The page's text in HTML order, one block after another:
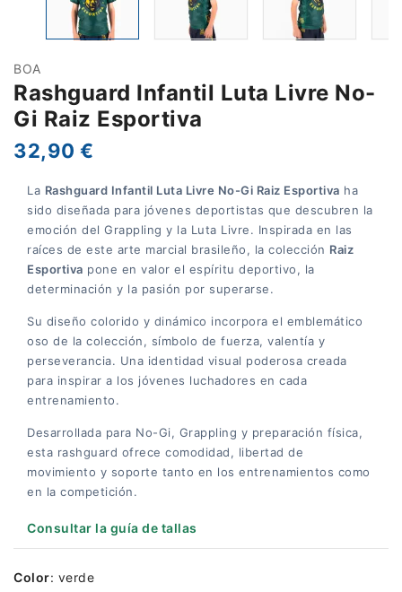
BOA
Rashguard Infantil Luta Livre No-
Gi Raiz Esportiva
32,90 €
La Rashguard Infantil Luta Livre No-Gi Raiz Esportiva ha
sido diseñada para jóvenes deportistas que descubren la
emoción del Grappling y la Luta Livre. Inspirada en las
raíces de este arte marcial brasileño, la colección Raiz
Esportiva pone en valor el espíritu deportivo, la
determinación y la pasión por superarse.
Su diseño colorido y dinámico incorpora el emblemático
oso de la colección, símbolo de fuerza, valentía y
perseverancia. Una identidad visual poderosa creada
para inspirar a los jóvenes luchadores en cada
entrenamiento.
Desarrollada para No-Gi, Grappling y preparación física,
esta rashguard ofrece comodidad, libertad de
movimiento y soporte tanto en los entrenamientos como
en la competición.
Consultar la guía de tallas
Color: verde